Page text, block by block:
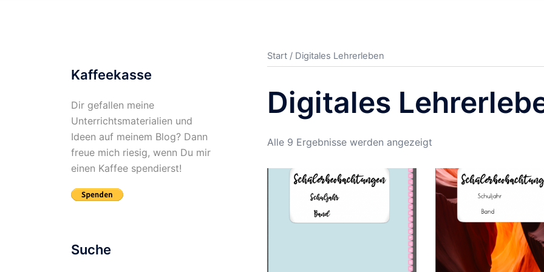
Start/ Digitales Lehrerleben
Digitales
Alle 9 Ergebnisse werden angezeigt
Kaffeekasse
Dir gefallen meine
Unterrichtsmaterialien und
Ideen auf meinem Blog? Dann
freue mich riesig, wenn Du mir
einen Kaffee spendierst!
Suche